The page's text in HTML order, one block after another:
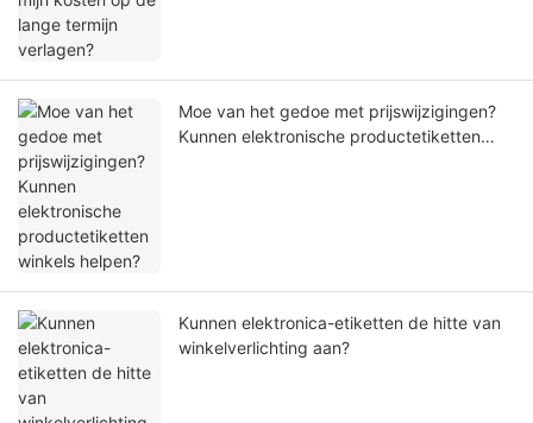
Moe van het gedoe met prijswijzigingen?
Kunnen elektronische productetiketten
Kunnen elektronica-etiketten de hitte van
winkelverlichting aan?